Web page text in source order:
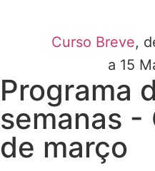
Curso Breve,
a 15
Programa
semanas -
de março